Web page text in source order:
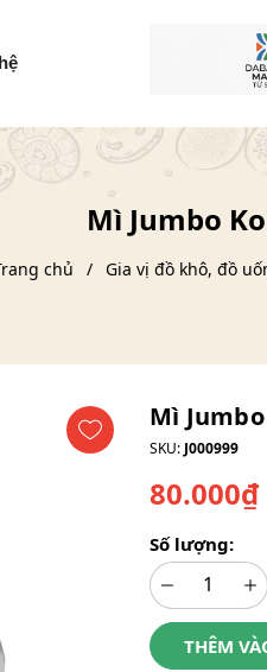
Mì Jumbo
chủ Gia vị đồ khô, đồ
Mì
SKU: J000999
80.000₫
Số lượng:
THÊM